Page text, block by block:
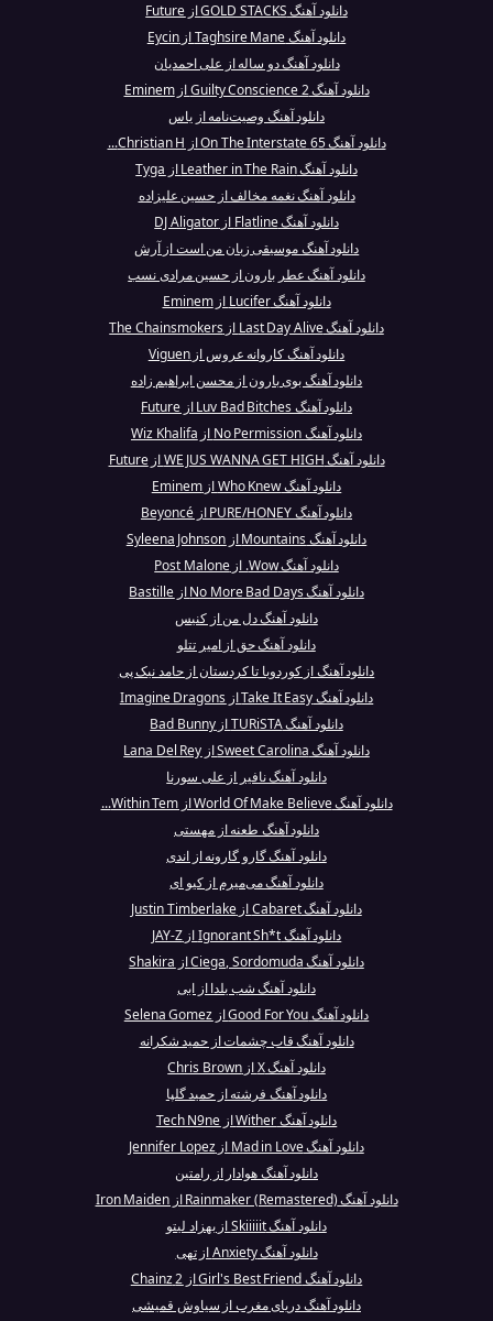
دانلود آهنگ GOLD STACKS از Future
دانلود آهنگ Taghsire Mane از Eycin
دانلود آهنگ دو ساله از علی احمدیان
دانلود آهنگ Guilty Conscience 2 از Eminem
دانلود آهنگ وصیت‌نامه از یاس
دانلود آهنگ 65 On The Interstate از Christian H...
دانلود آهنگ Leather in The Rain از Tyga
دانلود آهنگ نغمه مخالف از حسین علیزاده
دانلود آهنگ Flatline از DJ Aligator
دانلود آهنگ موسیقی زبان من است از آرش
دانلود آهنگ عطر بارون از حسین مرادی نسب
دانلود آهنگ Lucifer از Eminem
دانلود آهنگ Last Day Alive از The Chainsmokers
دانلود آهنگ کاروانه عروس از Viguen
دانلود آهنگ بوی بارون از محسن ابراهیم زاده
دانلود آهنگ Luv Bad Bitches از Future
دانلود آهنگ No Permission از Wiz Khalifa
دانلود آهنگ WE JUS WANNA GET HIGH از Future
دانلود آهنگ Who Knew از Eminem
دانلود آهنگ PURE/HONEY از Beyoncé
دانلود آهنگ Mountains از Syleena Johnson
دانلود آهنگ Wow. از Post Malone
دانلود آهنگ No More Bad Days از Bastille
دانلود آهنگ دل من از کنیس
دانلود آهنگ حق از امیر تتلو
دانلود آهنگ از کوردوبا تا کردستان از حامد نیک پی
دانلود آهنگ Take It Easy از Imagine Dragons
دانلود آهنگ TURiSTA از Bad Bunny
دانلود آهنگ Sweet Carolina از Lana Del Rey
دانلود آهنگ نافیر از علی سورنا
دانلود آهنگ World Of Make Believe از Within Tem...
دانلود آهنگ طعنه از مهستی
دانلود آهنگ گارو گارونه از اندی
دانلود آهنگ می‌میرم از کیو ای
دانلود آهنگ Cabaret از Justin Timberlake
دانلود آهنگ Ignorant Sh*t از JAY-Z
دانلود آهنگ Ciega, Sordomuda از Shakira
دانلود آهنگ شب یلدا از ابی
دانلود آهنگ Good For You از Selena Gomez
دانلود آهنگ قاب چشمات از حمید شکرانه
دانلود آهنگ X از Chris Brown
دانلود آهنگ فرشته از حمید گلپا
دانلود آهنگ Wither از Tech N9ne
دانلود آهنگ Mad in Love از Jennifer Lopez
دانلود آهنگ هوادار از رامتین
دانلود آهنگ Rainmaker (Remastered) از Iron Maiden
دانلود آهنگ Skiiiiit از بهزاد لیتو
دانلود آهنگ Anxiety از تهی
دانلود آهنگ Girl's Best Friend از 2 Chainz
دانلود آهنگ دریای مغرب از سیاوش قمیشی